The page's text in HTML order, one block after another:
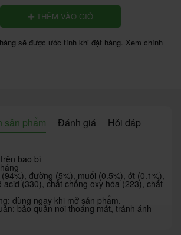
THÊM VÀO GIỎ
sẽ được ước tính khi đặt hàng. Xem chính
sản phẩm Đánh giá Hỏi đáp
bao bì
đường (5%), muối (0.5%), ớt (0.1%),
acid (330), chất chống oxy hóa (223), chất
dùng ngay khi mở sản phẩm.
bảo quản nơi thoáng mát, tránh ánh